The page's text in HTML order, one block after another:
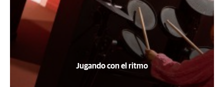
Jugando con el ritmo